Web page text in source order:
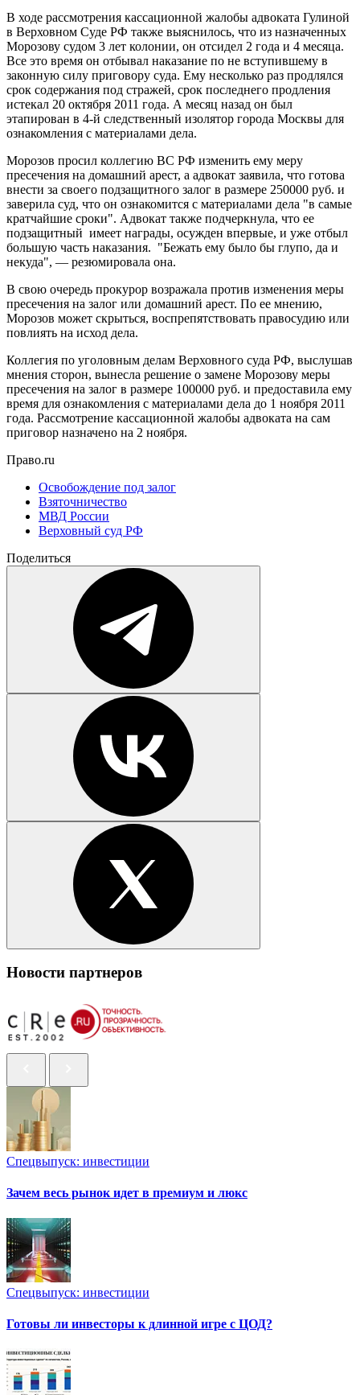
В ходе рассмотрения кассационной жалобы адвоката Гулиной
в Верховном Суде РФ также выяснилось, что из назначенных
Морозову судом 3 лет колонии, он отсидел 2 года и 4 месяца.
Все это время он отбывал наказание по не вступившему в
законную силу приговору суда. Ему несколько раз продлялся
срок содержания под стражей, срок последнего продления
истекал 20 октября 2011 года. А месяц назад он был
этапирован в 4-й следственный изолятор города Москвы для
ознакомления с материалами дела.
Морозов просил коллегию ВС РФ изменить ему меру
пресечения на домашний арест, а адвокат заявила, что готова
внести за своего подзащитного залог в размере 250000 руб. и
заверила суд, что он ознакомится с материалами дела "в самые
кратчайшие сроки". Адвокат также подчеркнула, что ее
подзащитный имеет награды, осужден впервые, и уже отбыл
большую часть наказания. "Бежать ему было бы глупо, да и
некуда", — резюмировала она.
В свою очередь прокурор возражала против изменения меры
пресечения на залог или домашний арест. По ее мнению,
Морозов может скрыться, воспрепятствовать правосудию или
повлиять на исход дела.
Коллегия по уголовным делам Верховного суда РФ, выслушав
мнения сторон, вынесла решение о замене Морозову меры
пресечения на залог в размере 100000 руб. и предоставила ему
время для ознакомления с материалами дела до 1 ноября 2011
года. Рассмотрение кассационной жалобы адвоката на сам
приговор назначено на 2 ноября.
Право.ru
Освобождение под залог
Взяточничество
МВД России
Верховный суд РФ
Поделиться
Новости партнеров
Спецвыпуск: инвестиции
Зачем весь рынок идет в премиум и люкс
Спецвыпуск: инвестиции
Готовы ли инвесторы к длинной игре с ЦОД?